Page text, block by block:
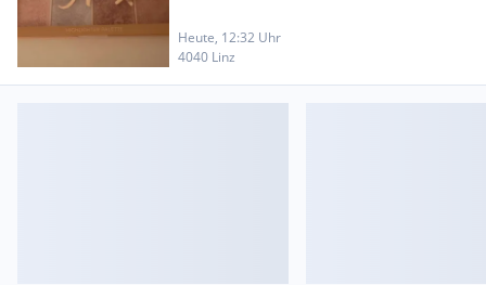
Heute, 12:32 Uhr
4040 Linz